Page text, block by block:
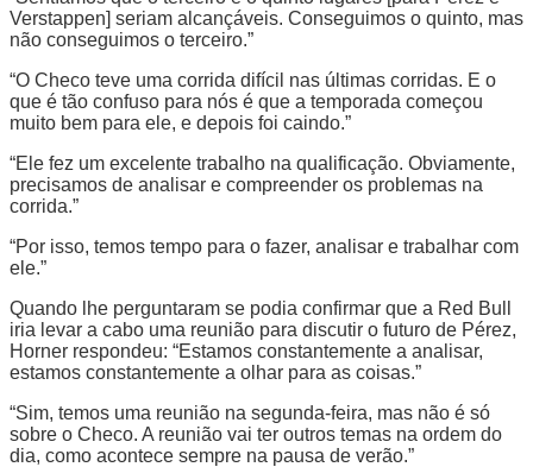
Verstappen] seriam alcançáveis. Conseguimos o quinto, mas
não conseguimos o terceiro.”
“O Checo teve uma corrida difícil nas últimas corridas. E o
que é tão confuso para nós é que a temporada começou
muito bem para ele, e depois foi caindo.”
“Ele fez um excelente trabalho na qualificação. Obviamente,
precisamos de analisar e compreender os problemas na
corrida.”
“Por isso, temos tempo para o fazer, analisar e trabalhar com
ele.”
Quando lhe perguntaram se podia confirmar que a Red Bull
iria levar a cabo uma reunião para discutir o futuro de Pérez,
Horner respondeu: “Estamos constantemente a analisar,
estamos constantemente a olhar para as coisas.”
“Sim, temos uma reunião na segunda-feira, mas não é só
sobre o Checo. A reunião vai ter outros temas na ordem do
dia, como acontece sempre na pausa de verão.”